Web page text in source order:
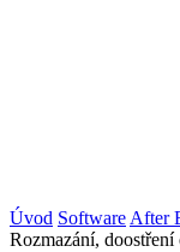
Úvod Software After
Rozmazání, doostření